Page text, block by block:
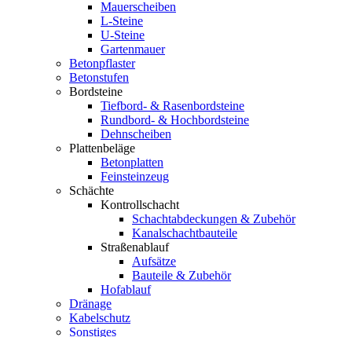
Mauerscheiben
L-Steine
U-Steine
Gartenmauer
Betonpflaster
Betonstufen
Bordsteine
Tiefbord- & Rasenbordsteine
Rundbord- & Hochbordsteine
Dehnscheiben
Plattenbeläge
Betonplatten
Feinsteinzeug
Schächte
Kontrollschacht
Schachtabdeckungen & Zubehör
Kanalschachtbauteile
Straßenablauf
Aufsätze
Bauteile & Zubehör
Hofablauf
Dränage
Kabelschutz
Sonstiges